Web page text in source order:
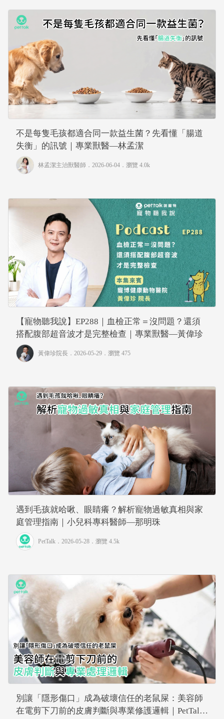
不是每隻毛孩都適合同一款益生菌？先看懂「腸道
失衡」的訊號｜專業獸醫—林孟潔
林孟潔主治獸醫師 ．2026-06-04． 瀏覽 4.0k
【寵物聽我說】EP288｜血檢正常＝沒問題？還須
搭配腹部超音波才是完整檢查｜專業獸醫—黃偉珍
黃偉珍院長 ．2026-05-29． 瀏覽 475
遇到毛孩就哈啾、眼睛癢？解析寵物過敏真相與家
庭管理指南｜小兒科專科醫師—那明珠
PetTalk ．2026-05-28． 瀏覽 4.5k
別讓「隱形傷口」成為破壞信任的老鼠屎：美容師
在電剪下刀前的皮膚判斷與專業修護邏輯｜PetTalk